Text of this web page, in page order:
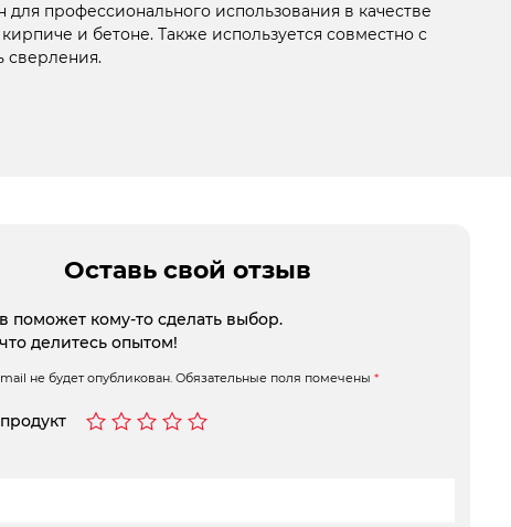
профессионального использования в качестве
и бетоне. Также используется совместно с
сверления.
Оставь свой отзыв
поможет кому-то сделать выбор.
делитесь опытом!
не будет опубликован. Обязательные поля помечены *